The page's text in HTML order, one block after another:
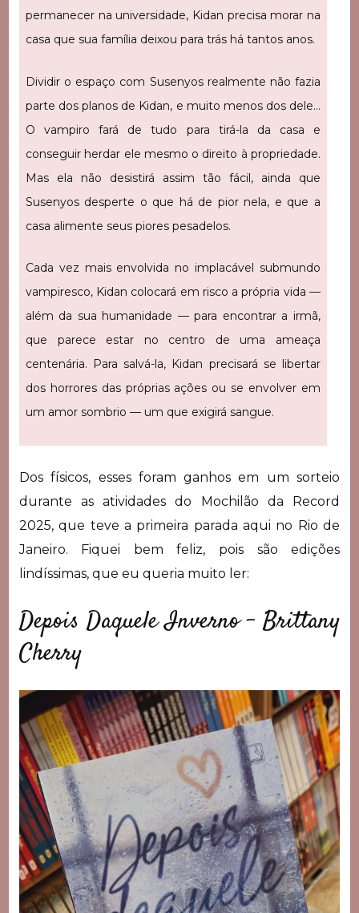
permanecer na universidade, Kidan precisa morar na
casa que sua família deixou para trás há tantos anos.
Dividir o espaço com Susenyos realmente não fazia
parte dos planos de Kidan, e muito menos dos dele…
O vampiro fará de tudo para tirá-la da casa e
conseguir herdar ele mesmo o direito à propriedade.
Mas ela não desistirá assim tão fácil, ainda que
Susenyos desperte o que há de pior nela, e que a
casa alimente seus piores pesadelos.
Cada vez mais envolvida no implacável submundo
vampiresco, Kidan colocará em risco a própria vida —
além da sua humanidade — para encontrar a irmã,
que parece estar no centro de uma ameaça
centenária. Para salvá-la, Kidan precisará se libertar
dos horrores das próprias ações ou se envolver em
um amor sombrio — um que exigirá sangue.
Dos físicos, esses foram ganhos em um sorteio
durante as atividades do Mochilão da Record
2025, que teve a primeira parada aqui no Rio de
Janeiro. Fiquei bem feliz, pois são edições
lindíssimas, que eu queria muito ler:
Depois Daquele Inverno – Brittany
Cherry